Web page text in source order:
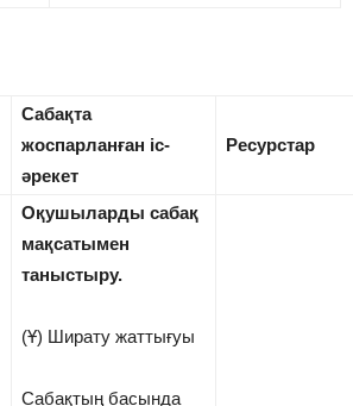
Сабақта
жоспарланған іс-
әрекет
Ресурстар
Оқушыларды сабақ
мақсатымен
таныстыру.
(Ұ) Ширату жаттығуы
Сабақтың басында